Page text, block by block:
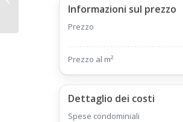
Informazioni sul prezzo
Prezzo
Prezzo al m²
Dettaglio dei costi
Spese condominiali
Pacioni Cinque Locali